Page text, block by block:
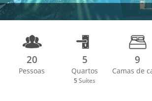
20
Pessoas
5
Quartos
5 Suítes
9
Camas de